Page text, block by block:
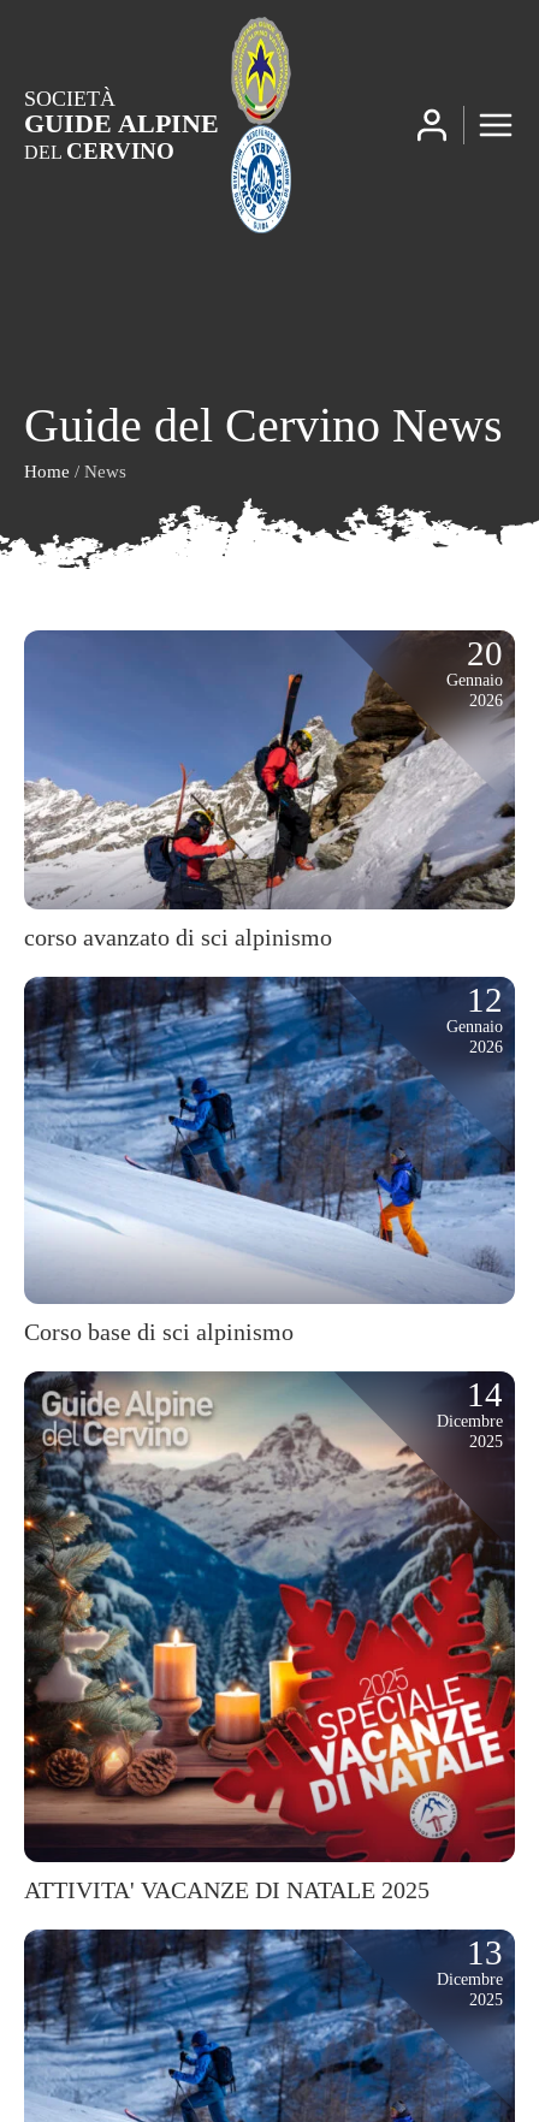
SOCIETÀ
GUIDE ALPINE
DEL CERVINO
Guide del Cervino News
Home / News
20
Gennaio
2026
corso avanzato di sci alpinismo
12
Gennaio
2026
Corso base di sci alpinismo
14
Dicembre
2025
ATTIVITA' VACANZE DI NATALE 2025
13
Dicembre
2025